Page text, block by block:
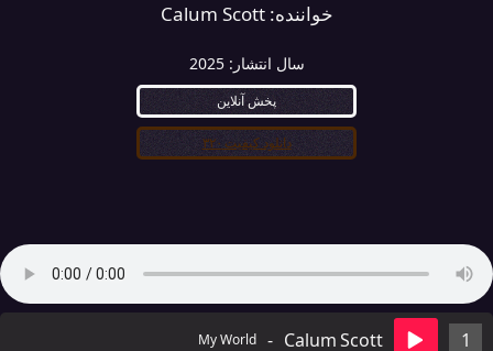
خواننده:Calum Scott
سال انتشار:2025
پخش آنلاین
دانلود کیفیت ۳۲۰
1
Calum Scott
-
My World